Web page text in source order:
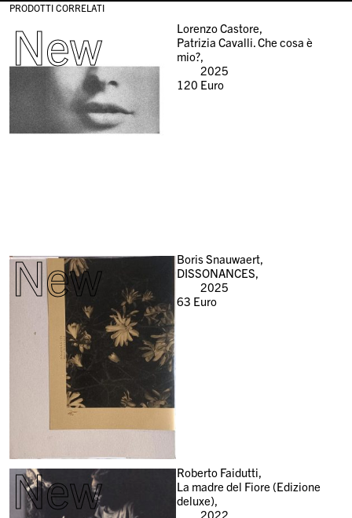
PRODOTTI CORRELATI
New
Lorenzo Castore,
Patrizia Cavalli. Che cosa è
mio?,
2025
120 Euro
New
Boris Snauwaert,
DISSONANCES,
2025
63 Euro
New
Roberto Faidutti,
La madre del Fiore (Edizione
deluxe),
2022